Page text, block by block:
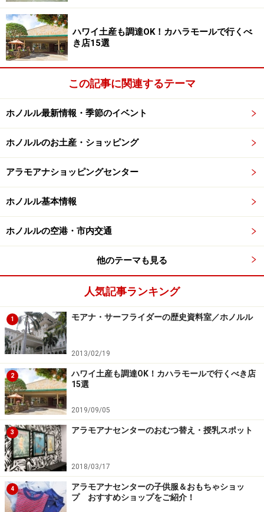
日当たりは良好。ビーチへのアクセスも専用階段を降りてす
ぐ
アリイ・タワー滞在の最大のメリットが、タワー2階に
あるプールデッキ「オーシャンビューテラス」。ここ
は、カードキーがなければ入ることができない、完全プ
ライベートな空間です。
ビーチを下に見渡すプールデッキは、1日中よく日が当
たり、開放的で、かつ落ち着いた雰囲気。海を眺めるジ
サウナ完備のフィットネスセンター、ビーチバーも併設
しており、どれもアリイ宿泊者専用。毎夕の美しいサン
で見ることができる最高のロケーションでもあります。
※記事内容は執筆時点のものです。最新の内容をご確認くださ
※海外を訪れる際には最新情報の入手に努め、「外務省 海外安全
ホームページ」を確認するなど、安全確保に十分注意を払ってく
ださい。
1/2 次のページへ
ハワイ土産も調達OK！カハラモールで行くべ
き店15選
この記事に関連するテーマ
ホノルル最新情報・季節のイベント
ホノルルのお土産・ショッピング
アラモアナショッピングセンター
ホノルル基本情報
ホノルルの空港・市内交通
他のテーマも見る
人気記事ランキング
1 モアナ・サーフライダーの歴史資料室／ホノルル
2013/02/19
2
ハワイ土産も調達OK！カハラモールで行くべき店
15選
2019/09/05
3 アラモアナセンターのおむつ替え・授乳スポット
2018/03/17
4
アラモアナセンターの子供服＆おもちゃショッ
プ おすすめショップをご紹介！